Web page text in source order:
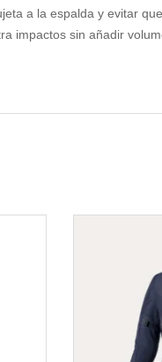
a la espalda y evitar
impactos sin añadir